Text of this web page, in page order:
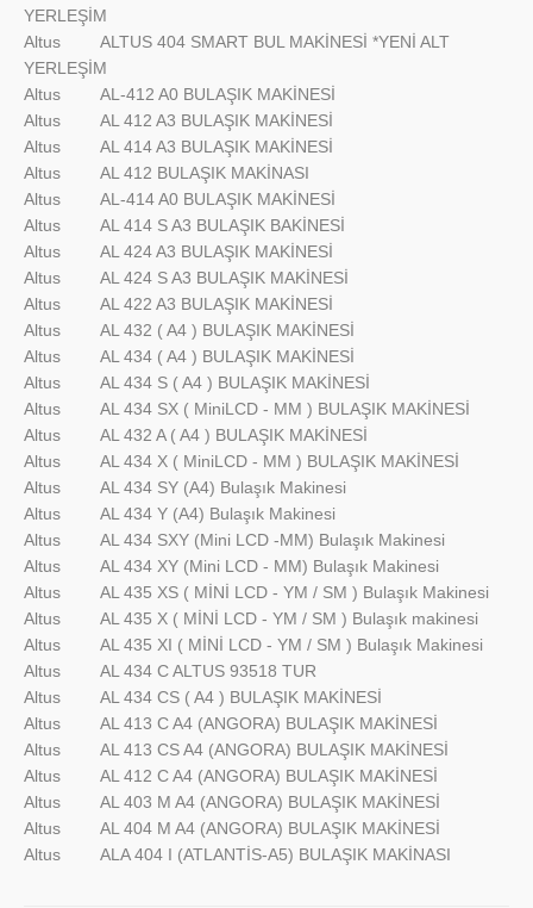
YERLEŞİM
Altus
ALTUS 404 SMART BUL MAKİNESİ *YENİ ALT
YERLEŞİM
Altus
AL-412 A0 BULAŞIK MAKİNESİ
Altus
AL 412 A3 BULAŞIK MAKİNESİ
Altus
AL 414 A3 BULAŞIK MAKİNESİ
Altus
AL 412 BULAŞIK MAKİNASI
Altus
AL-414 A0 BULAŞIK MAKİNESİ
Altus
AL 414 S A3 BULAŞIK BAKİNESİ
Altus
AL 424 A3 BULAŞIK MAKİNESİ
Altus
AL 424 S A3 BULAŞIK MAKİNESİ
Altus
AL 422 A3 BULAŞIK MAKİNESİ
Altus
AL 432 ( A4 ) BULAŞIK MAKİNESİ
Altus
AL 434 ( A4 ) BULAŞIK MAKİNESİ
Altus
AL 434 S ( A4 ) BULAŞIK MAKİNESİ
Altus
AL 434 SX ( MiniLCD - MM ) BULAŞIK MAKİNESİ
Altus
AL 432 A ( A4 ) BULAŞIK MAKİNESİ
Altus
AL 434 X ( MiniLCD - MM ) BULAŞIK MAKİNESİ
Altus
AL 434 SY (A4) Bulaşık Makinesi
Altus
AL 434 Y (A4) Bulaşık Makinesi
Altus
AL 434 SXY (Mini LCD -MM) Bulaşık Makinesi
Altus
AL 434 XY (Mini LCD - MM) Bulaşık Makinesi
Altus
AL 435 XS ( MİNİ LCD - YM / SM ) Bulaşık Makinesi
Altus
AL 435 X ( MİNİ LCD - YM / SM ) Bulaşık makinesi
Altus
AL 435 XI ( MİNİ LCD - YM / SM ) Bulaşık Makinesi
Altus
AL 434 C ALTUS 93518 TUR
Altus
AL 434 CS ( A4 ) BULAŞIK MAKİNESİ
Altus
AL 413 C A4 (ANGORA) BULAŞIK MAKİNESİ
Altus
AL 413 CS A4 (ANGORA) BULAŞIK MAKİNESİ
Altus
AL 412 C A4 (ANGORA) BULAŞIK MAKİNESİ
Altus
AL 403 M A4 (ANGORA) BULAŞIK MAKİNESİ
Altus
AL 404 M A4 (ANGORA) BULAŞIK MAKİNESİ
Altus
ALA 404 I (ATLANTİS-A5) BULAŞIK MAKİNASI